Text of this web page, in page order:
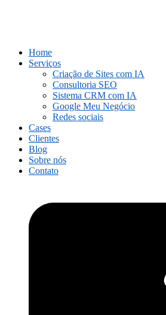
Home
Serviços
Criação de Sites com IA
Consultoria SEO
Sistema CRM com IA
Google Meu Negócio
Redes sociais
Cases
Clientes
Blog
Sobre nós
Contato